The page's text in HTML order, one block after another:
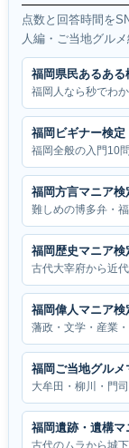
点数と回答時間を
人編・ご当地グル
福岡県民あるある
福岡人なら秒でわ
福岡ビギナー検定
福岡全般の入門10問
福岡方言マニア検
難しめの博多弁・
福岡歴史マニア検
古代大宰府から近
福岡偉人マニア検
藩政・文学・産業
福岡ご当地グルメ
大牟田・柳川・門
福岡遺跡・遺構マ
古代のムラから城